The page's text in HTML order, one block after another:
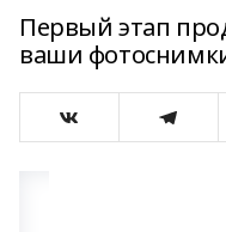
Первый этап
ваши